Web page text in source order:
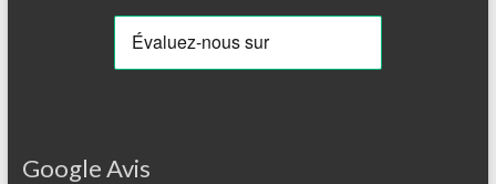
Google Avis